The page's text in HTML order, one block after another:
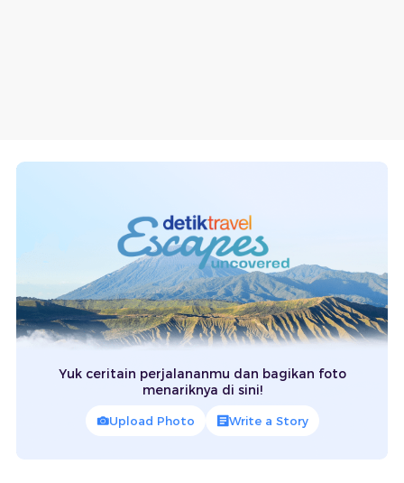
Yuk ceritain perjalananmu dan bagikan foto
menariknya di sini!
Upload Photo Write a Story